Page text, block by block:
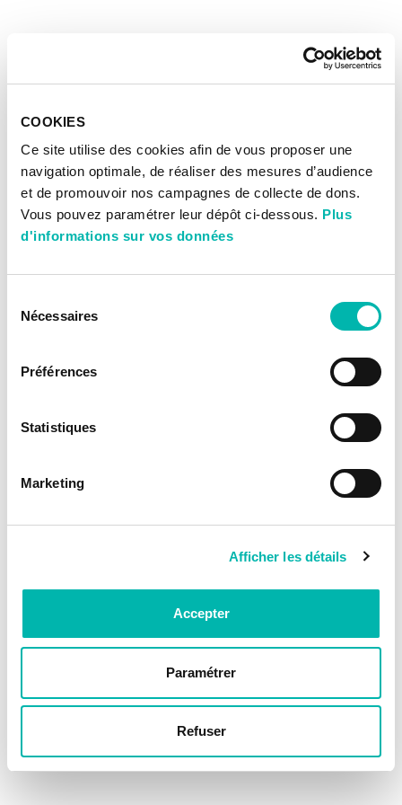
COOKIES
Ce site utilise des cookies afin de vous proposer une
navigation optimale, de réaliser des mesures d’audience
et de promouvoir nos campagnes de collecte de dons.
Vous pouvez paramétrer leur dépôt ci-dessous. Plus
d'informations sur vos données
Nécessaires
Préférences
Statistiques
Marketing
Afficher les détails
Accepter
Paramétrer
Refuser